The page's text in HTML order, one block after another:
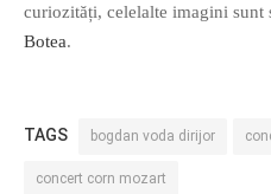
curiozități, celelalte imagini sunt
Botea.
TAGS bogdan voda dirijor
concert corn mozart